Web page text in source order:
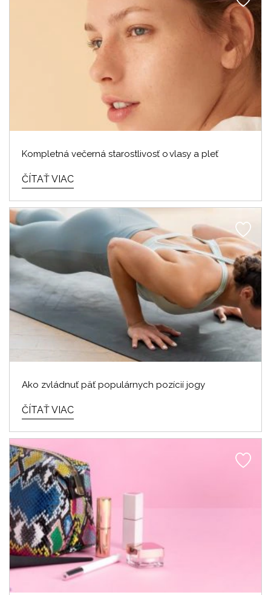
Kompletná večerná starostlivosť o vlasy a pleť
ČÍTAŤ VIAC
Ako zvládnuť päť populárnych pozícií jogy
ČÍTAŤ VIAC